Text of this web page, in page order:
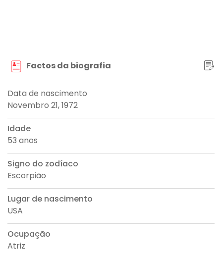
Factos da biografia
Data de nascimento
Novembro 21, 1972
Idade
53 anos
Signo do zodíaco
Escorpião
Lugar de nascimento
USA
Ocupação
Atriz